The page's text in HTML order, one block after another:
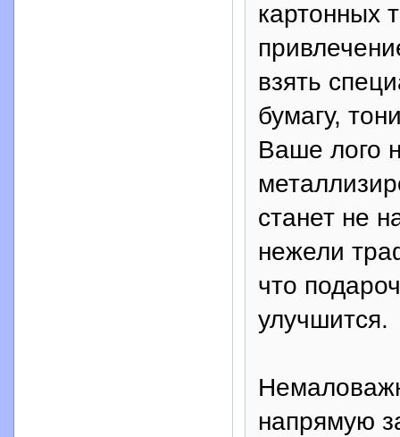
картонных
взять
бумагу,
Ваше лого
станет не
нежели
что
улучшится.
напрямую